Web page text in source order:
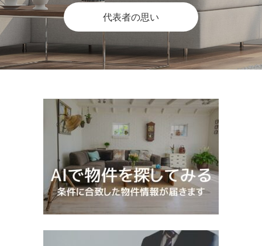
代表者の思い